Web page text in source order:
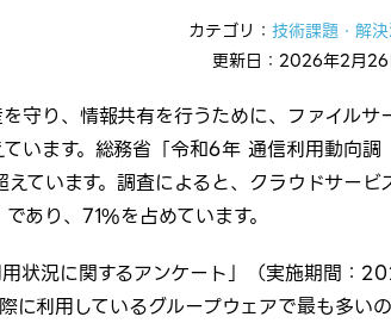
カテゴリ：技術課題・解
更新日：2026年2月26
守り、情報共有を行うために、ファイルサ
います。総務省「令和6年 通信利用動向調
ています。調査によると、クラウドサービ
あり、71%を占めています。
状況に関するアンケート」（実施期間：
利用しているグループウェアで最も多いの